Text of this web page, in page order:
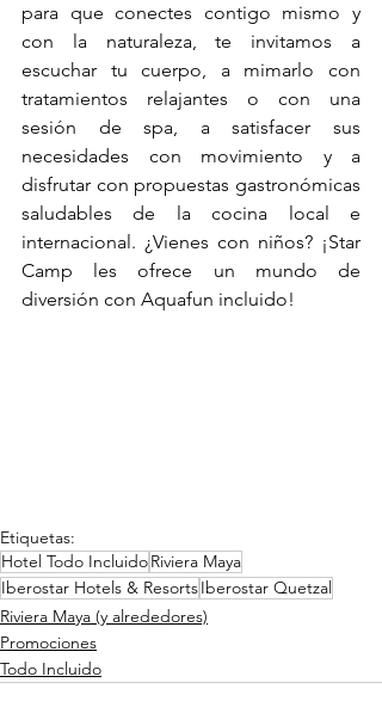
para que conectes contigo mismo y
con la naturaleza, te invitamos a
escuchar tu cuerpo, a mimarlo con
tratamientos relajantes o con una
sesión de spa, a satisfacer sus
necesidades con movimiento y a
disfrutar con propuestas gastronómicas
saludables de la cocina local e
internacional. ¿Vienes con niños? ¡Star
Camp les ofrece un mundo de
diversión con Aquafun incluido!
Etiquetas:
Hotel Todo IncluidoRiviera Maya
Iberostar Hotels & ResortsIberostar Quetzal
Riviera Maya (y alrededores)
Promociones
Todo Incluido